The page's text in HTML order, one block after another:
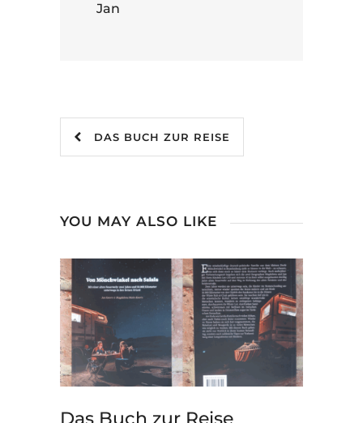
Jan
DAS BUCH ZUR REISE
YOU MAY ALSO LIKE
Das Buch zur Reise